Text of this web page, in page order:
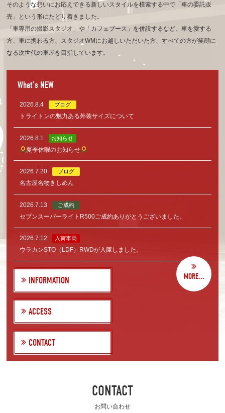
そのような想いにお応えできる新しいスタイルを模索する中で「車の委託販
売」という形にたどり着きました。
「車専用の撮影スタジオ」や「カフェブース」を併設するなど、車を愛する
方、車に携わる方、
スタジオWMにお越しいただいた方、すべての方が笑顔に
なる次世代の車屋を目指しています。
What’s NEW
2026.8.4 ブログ
トライトンの魅力ある外装サイズについて
2026.8.1 お知らせ
夏季休暇のお知らせ
2026.7.20 ブログ
名古屋名物きしめん
2026.7.13 ご成約
セブンスーパーライトR500ご成約ありがとうございました。
2026.7.12 入荷車両
ウラカンSTO（LDF）RWDが入庫しました。
MORE...
INFORMATION
ACCESS
CONTACT
CONTACT
お問い合わせ